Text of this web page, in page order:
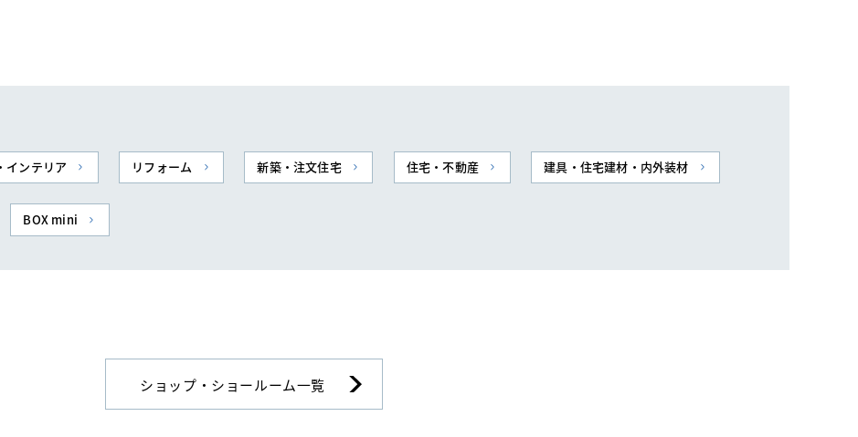
インテリア リフォーム 新築・注文住宅 住宅・不動産 建具・住宅建材・内外装材
BOX mini
ショップ・ショールーム一覧